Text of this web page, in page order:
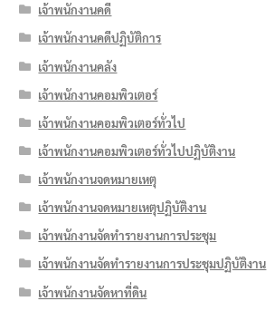
เจ้าพนักงานคดี
เจ้าพนักงานคดีปฏิบัติการ
เจ้าพนักงานคลัง
เจ้าพนักงานคอมพิวเตอร์
เจ้าพนักงานคอมพิวเตอร์ทั่วไป
เจ้าพนักงานคอมพิวเตอร์ทั่วไปปฏิบัติงาน
เจ้าพนักงานจดหมายเหตุ
เจ้าพนักงานจดหมายเหตุปฏิบัติงาน
เจ้าพนักงานจัดทำรายงานการประชุม
เจ้าพนักงานจัดทำรายงานการประชุมปฏิบัติงาน
เจ้าพนักงานจัดหาที่ดิน